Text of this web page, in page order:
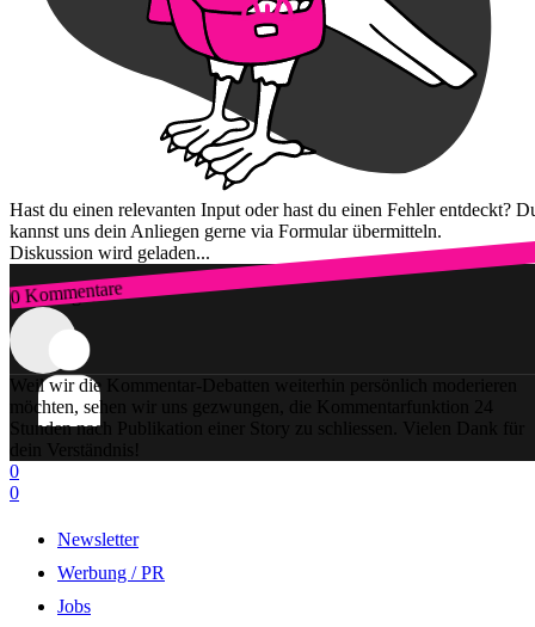
Hast du einen relevanten Input oder hast du einen Fehler entdeckt?
kannst uns dein Anliegen gerne via Formular übermitteln.
Diskussion wird geladen...
0 Kommentare
Zum Login
Weil wir die Kommentar-Debatten weiterhin persönlich moderieren
möchten, sehen wir uns gezwungen, die Kommentarfunktion 24
Stunden nach Publikation einer Story zu schliessen. Vielen Dank für
dein Verständnis!
0
0
Newsletter
Werbung / PR
Jobs